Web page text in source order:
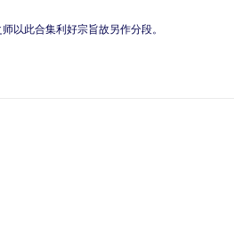
以此合集利好宗旨故另作分段。